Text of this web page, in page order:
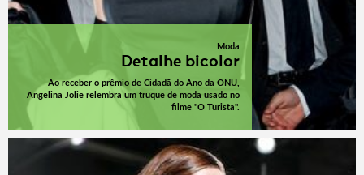
Moda
Detalhe bicolor
Ao receber o prêmio de Cidadã do Ano da ONU,
Angelina Jolie relembra um truque de moda usado no
filme "O Turista".